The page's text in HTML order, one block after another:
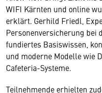
WIFI Kärnten und online
erklärt. Gerhild Friedl,
Personenversicherung bei
fundiertes Basiswissen,
und moderne Modelle wie
Cafeteria-Systeme.
Teilnehmende erhielten